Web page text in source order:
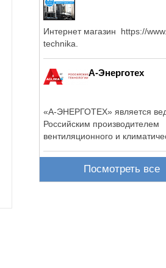
Интернет магазин https://
technika.
А-Энерготех
«А-ЭНЕРГОТЕХ» является
Российским производителем
вентиляционного и
Посмотреть все